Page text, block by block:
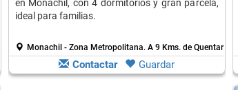
en Monachil, con 4 dormitorios y gran parcela,
ideal para familias.
Monachil - Zona Metropolitana. A 9 Kms. de Quentar
Contactar Guardar